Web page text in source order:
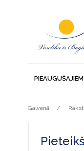
PIEAUGUŠAJIEM
Galvenā Raksti